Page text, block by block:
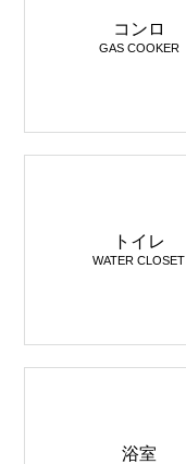
コンロ
GAS COOKER
トイレ
WATER CLOSET
浴室